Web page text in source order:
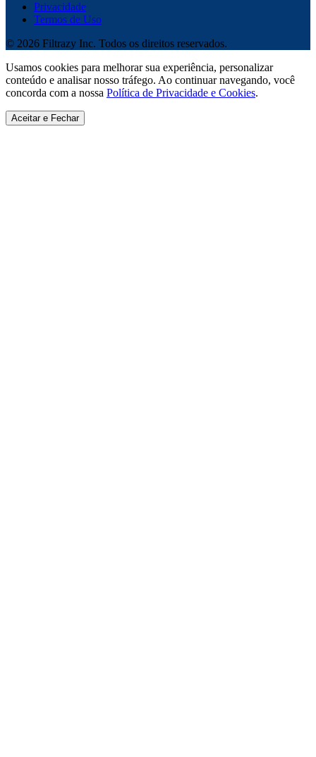
Privacidade
Termos de Uso
© 2026 Filtrazy Inc. Todos os direitos reservados.
Usamos cookies para melhorar sua experiência, personalizar
conteúdo e analisar nosso tráfego. Ao continuar navegando, você
concorda com a nossa Política de Privacidade e Cookies.
Aceitar e Fechar